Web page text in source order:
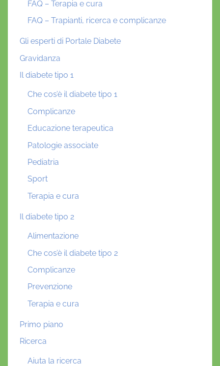
FAQ – Terapia e cura
FAQ – Trapianti, ricerca e complicanze
Gli esperti di Portale Diabete
Gravidanza
Il diabete tipo 1
Che cos’è il diabete tipo 1
Complicanze
Educazione terapeutica
Patologie associate
Pediatria
Sport
Terapia e cura
Il diabete tipo 2
Alimentazione
Che cos’è il diabete tipo 2
Complicanze
Prevenzione
Terapia e cura
Primo piano
Ricerca
Aiuta la ricerca